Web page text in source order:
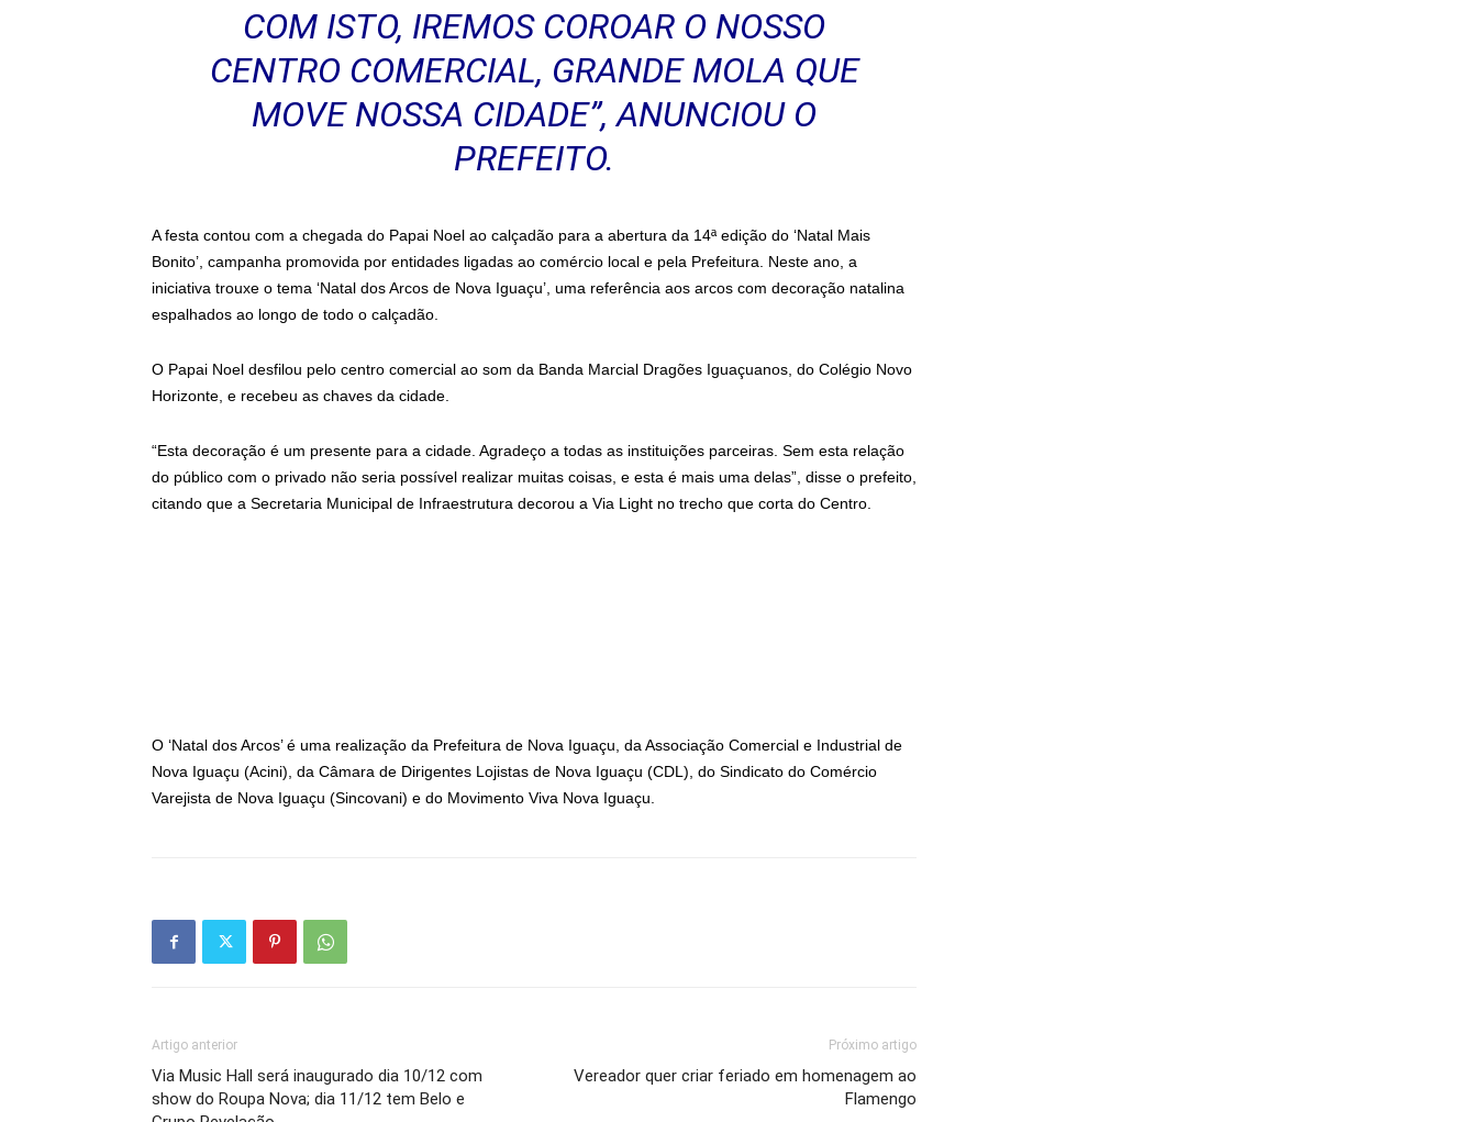
COM ISTO, IREMOS COROAR O NOSSO
CENTRO COMERCIAL, GRANDE MOLA QUE
MOVE NOSSA CIDADE”, ANUNCIOU O
PREFEITO.
A festa contou com a chegada do Papai Noel ao calçadão para a abertura da 14ª edição do ‘Natal Mais
Bonito’, campanha promovida por entidades ligadas ao comércio local e pela Prefeitura. Neste ano, a
iniciativa trouxe o tema ‘Natal dos Arcos de Nova Iguaçu’, uma referência aos arcos com decoração natalina
espalhados ao longo de todo o calçadão.
O Papai Noel desfilou pelo centro comercial ao som da Banda Marcial Dragões Iguaçuanos, do Colégio Novo
Horizonte, e recebeu as chaves da cidade.
“Esta decoração é um presente para a cidade. Agradeço a todas as instituições parceiras. Sem esta relação
do público com o privado não seria possível realizar muitas coisas, e esta é mais uma delas”, disse o prefeito,
citando que a Secretaria Municipal de Infraestrutura decorou a Via Light no trecho que corta do Centro.
O ‘Natal dos Arcos’ é uma realização da Prefeitura de Nova Iguaçu, da Associação Comercial e Industrial de
Nova Iguaçu (Acini), da Câmara de Dirigentes Lojistas de Nova Iguaçu (CDL), do Sindicato do Comércio
Varejista de Nova Iguaçu (Sincovani) e do Movimento Viva Nova Iguaçu.
Artigo anterior
Via Music Hall será inaugurado dia 10/12 com
show do Roupa Nova; dia 11/12 tem Belo e
Próximo artigo
Vereador quer criar feriado em homenagem ao
Flamengo